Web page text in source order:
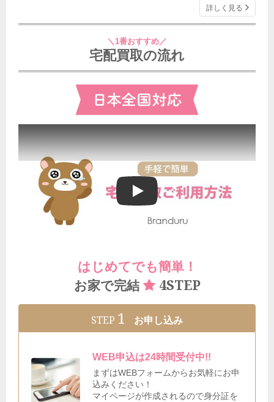
詳しく見る
＼1番おすすめ／
宅配買取の流れ
ブランドゥールの宅配買取ご利用方法
はじめてでも簡単！
お家で完結
4STEP
STEP 1 お申し込み
WEB申込は24時間受付中!!
まずはWEBフォームからお気軽にお申
込みください！
マイページが作成されるので身分証を